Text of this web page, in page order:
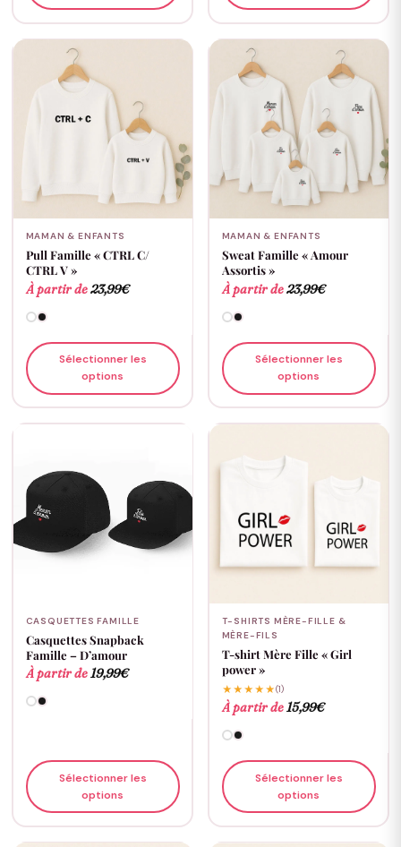
MAMAN & ENFANTS
Pull Famille « CTRL C/
CTRL V »
À partir de23,99€
Sélectionner les
options
MAMAN & ENFANTS
Sweat Famille « Amour
Assortis »
À partir de23,99€
Sélectionner les
options
CASQUETTES FAMILLE
Casquettes Snapback
Famille – D’amour
À partir de19,99€
Sélectionner les
options
T-SHIRTS MÈRE-FILLE &
MÈRE-FILS
T-shirt Mère Fille « Girl
power »
★★★★★(1)
À partir de15,99€
Sélectionner les
options